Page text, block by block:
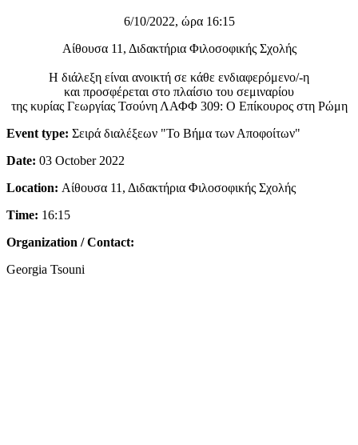
6/10/2022, ώρα 16:15
Αίθουσα 11, Διδακτήρια Φιλοσοφικής Σχολής
Η διάλεξη είναι ανοικτή σε κάθε ενδιαφερόμενο/-η
και προσφέρεται στο πλαίσιο του σεμιναρίου
της κυρίας Γεωργίας Τσούνη ΛΑΦΦ 309: Ο Επίκουρος στη Ρώμη
Event type: Σειρά διαλέξεων "Το Βήμα των Αποφοίτων"
Date: 03 October 2022
Location: Αίθουσα 11, Διδακτήρια Φιλοσοφικής Σχολής
Time: 16:15
Organization / Contact:
Georgia Tsouni